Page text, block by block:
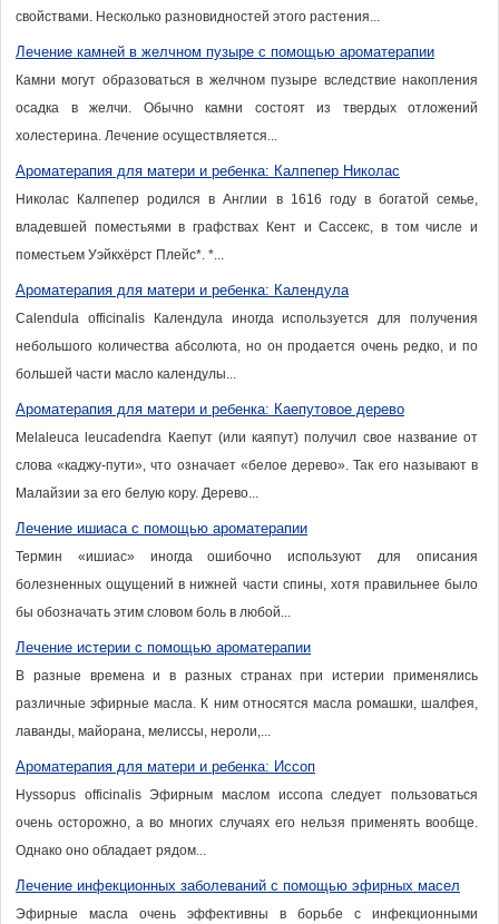
свойствами. Несколько разновидностей этого растения...
Лечение камней в желчном пузыре с помощью ароматерапии
Камни могут образоваться в желчном пузыре вследствие накопления
осадка в желчи. Обычно камни состоят из твердых отложений
холестерина. Лечение осуществляется...
Ароматерапия для матери и ребенка: Калпепер Николас
Николас Калпепер родился в Англии в 1616 году в богатой семье,
владевшей поместьями в графствах Кент и Сассекс, в том числе и
поместьем Уэйкхёрст Плейс*. *...
Ароматерапия для матери и ребенка: Календула
Calendula officinalis Календула иногда используется для получения
небольшого количества абсолюта, но он продается очень редко, и по
большей части масло календулы...
Ароматерапия для матери и ребенка: Каепутовое дерево
Melaleuca leucadendra Каепут (или каяпут) получил свое название от
слова «каджу-пути», что означает «белое дерево». Так его называют в
Малайзии за его белую кору. Дерево...
Лечение ишиаса с помощью ароматерапии
Термин «ишиас» иногда ошибочно используют для описания
болезненных ощущений в нижней части спины, хотя правильнее было
бы обозначать этим словом боль в любой...
Лечение истерии с помощью ароматерапии
В разные времена и в разных странах при истерии применялись
различные эфирные масла. К ним относятся масла ромашки, шалфея,
лаванды, майорана, мелиссы, нероли,...
Ароматерапия для матери и ребенка: Иссоп
Hyssopus officinalis Эфирным маслом иссопа следует пользоваться
очень осторожно, а во многих случаях его нельзя применять вообще.
Однако оно обладает рядом...
Лечение инфекционных заболеваний с помощью эфирных масел
Эфирные масла очень эффективны в борьбе с инфекционными